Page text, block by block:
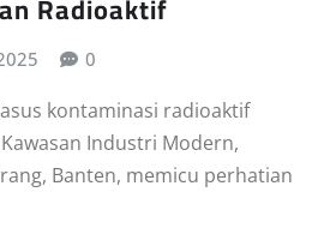
0
kontaminasi radioaktif
Industri Modern,
Banten, memicu perhatian